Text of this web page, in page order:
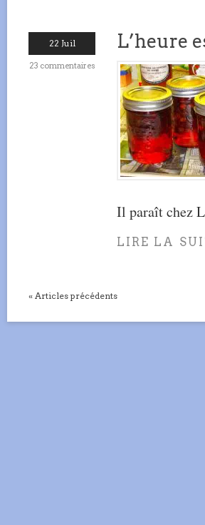
22 Juil
23 commentaires
L’heure
Il paraît chez
LIRE LA
« Articles précédents